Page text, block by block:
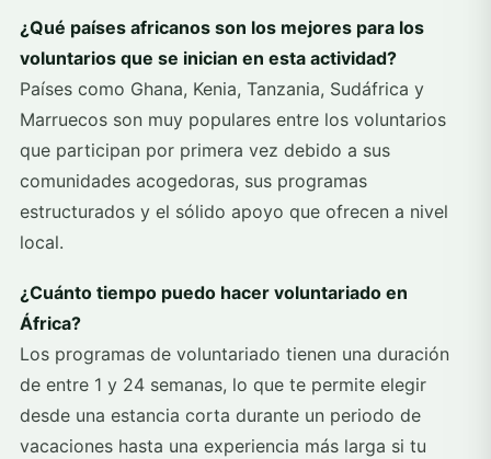
¿Qué países africanos son los mejores para los
voluntarios que se inician en esta actividad?
Países como Ghana, Kenia, Tanzania, Sudáfrica y
Marruecos son muy populares entre los voluntarios
que participan por primera vez debido a sus
comunidades acogedoras, sus programas
estructurados y el sólido apoyo que ofrecen a nivel
local.
¿Cuánto tiempo puedo hacer voluntariado en
África?
Los programas de voluntariado tienen una duración
de entre 1 y 24 semanas, lo que te permite elegir
desde una estancia corta durante un periodo de
vacaciones hasta una experiencia más larga si tu